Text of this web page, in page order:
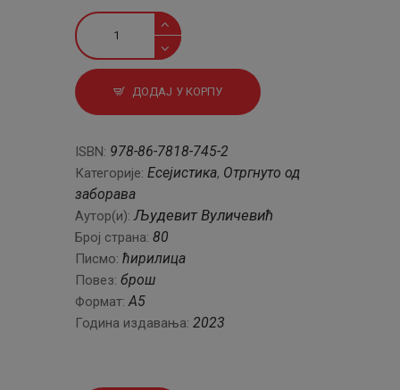
Моја
мати
Сила
у
количина
ДОДАЈ У КОРПУ
ISBN: 978-86-7818-745-2
Категорије: Есејистика, Отргнуто од
заборава
Аутор(и):Људевит Вуличевић
Број страна: 80
Писмо: ћирилица
Повез: брош
Формат:А5
Година издавања: 2023